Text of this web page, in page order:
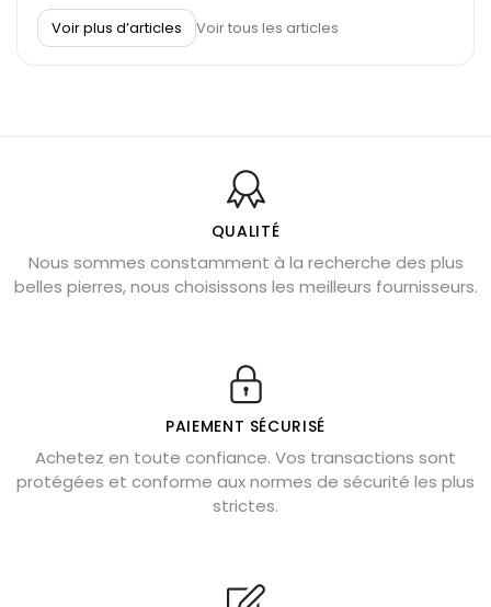
À quel poignet porter un bracelet de pierre
Découvrez le scorpion et ses pierres
Bienfaits de la sélénite – pierre des anges
L’améthyste est-elle faite pour moi ?
Chrysocolle : pierre apaisante
Obsidienne dorée : vertus et signification
Véritable citrine naturelle non chauffée
Où placer la citrine dans la maison
Cornaline : propriétés magiques
Capricorne : quelles pierres choisir
Shungite : purification et protection
Voir plus d’articles Voir tous les articles
QUALITÉ
Nous sommes constamment à la recherche des plus
belles pierres, nous choisissons les meilleurs fournisseurs.
PAIEMENT SÉCURISÉ
Achetez en toute confiance. Vos transactions sont
protégées et conforme aux normes de sécurité les plus
strictes.